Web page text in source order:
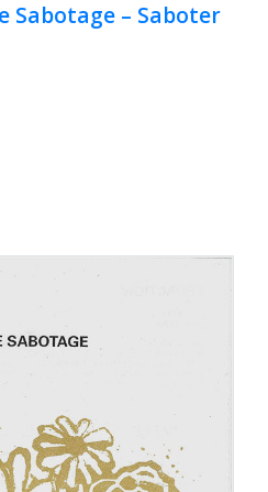
Sabotage – Saboter